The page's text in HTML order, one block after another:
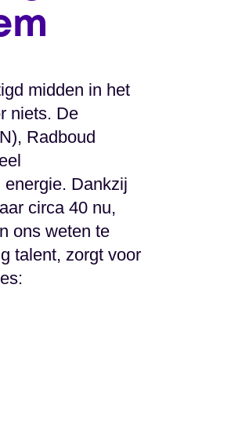
midden in het
niets. De
Radboud
Dankzij
circa 40 nu,
ons weten te
talent, zorgt voor